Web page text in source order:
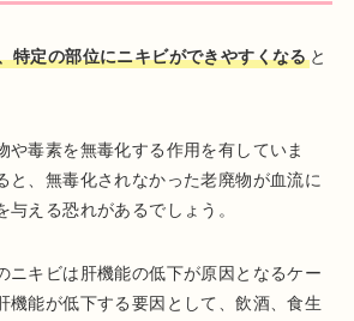
特定の部位にニキビができやすくなると
や毒素を無毒化する作用を有していま
と、無毒化されなかった老廃物が血流に
える恐れがあるでしょう。
ニキビは肝機能の低下が原因となるケー
機能が低下する要因として、飲酒、食生